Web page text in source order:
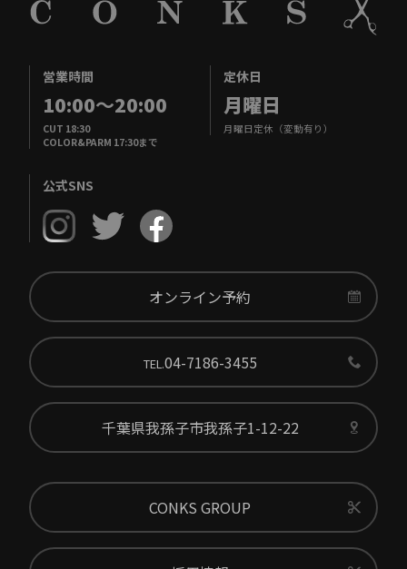
営業時間
10:00～20:00
CUT 18:30
COLOR&PARM 17:30まで
定休日
月曜日
月曜日定休（変動有り）
公式SNS
オンライン予約
TEL.04-7186-3455
千葉県我孫子市我孫子1-12-22
CONKS GROUP